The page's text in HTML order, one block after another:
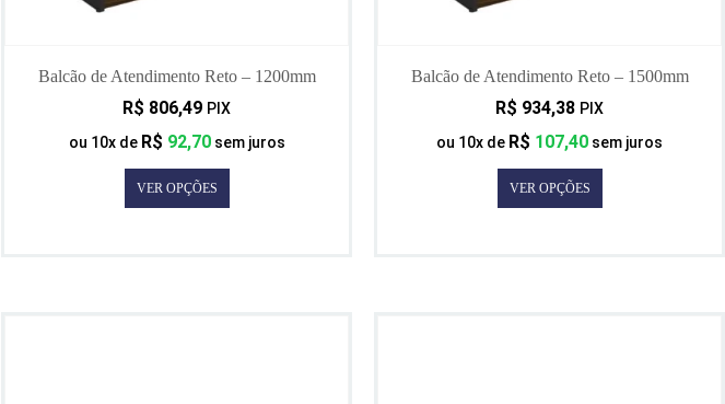
Balcão de Atendimento Reto – 1200mm
R$ 806,49 PIX
ou 10x de R$ 92,70sem juros
VER OPÇÕES
Balcão de Atendimento Reto – 1500mm
R$ 934,38 PIX
ou 10x de R$ 107,40 sem juros
VER OPÇÕES